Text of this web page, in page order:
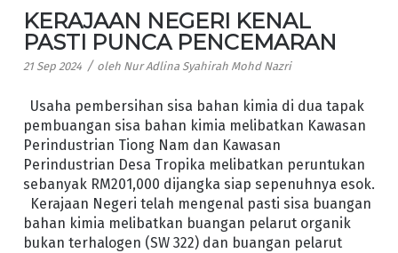
KERAJAAN NEGERI KENAL
PASTI PUNCA PENCEMARAN
21 Sep 2024 / oleh Nur Adlina Syahirah Mohd Nazri
Usaha pembersihan sisa bahan kimia di dua tapak
pembuangan sisa bahan kimia melibatkan Kawasan
Perindustrian Tiong Nam dan Kawasan
Perindustrian Desa Tropika melibatkan peruntukan
sebanyak RM201,000 dijangka siap sepenuhnya esok.
Kerajaan Negeri telah mengenal pasti sisa buangan
bahan kimia melibatkan buangan pelarut organik
bukan terhalogen (SW 322) dan buangan pelarut